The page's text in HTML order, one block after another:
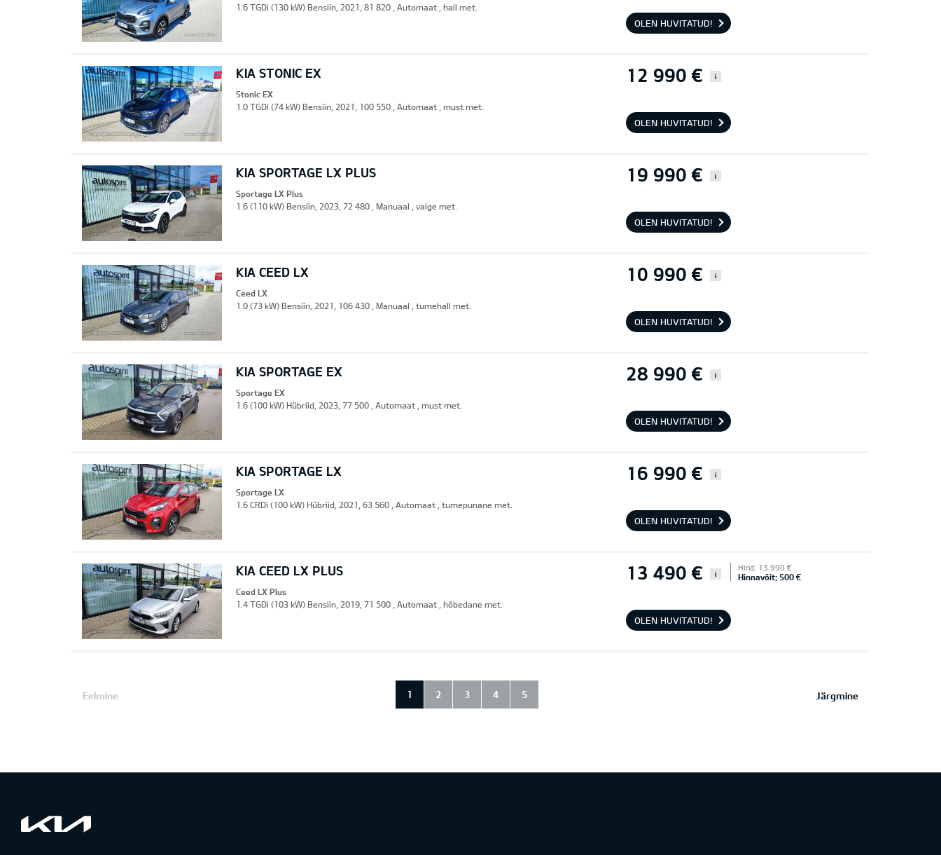
1.6 TGDi (130 kW) Bensiin, 2021, 81 820 , Automaat , hall met.
OLEN HUVITATUD!
KIA STONIC EX 12 990 € i
Stonic EX
1.0 TGDi (74 kW) Bensiin, 2021, 100 550 , Automaat , must met.
OLEN HUVITATUD!
KIA SPORTAGE LX PLUS 19 990 € i
Sportage LX Plus
1.6 (110 kW) Bensiin, 2023, 72 480 , Manuaal , valge met.
OLEN HUVITATUD!
KIA CEED LX 10 990 € i
Ceed LX
1.0 (73 kW) Bensiin, 2021, 106 430 , Manuaal , tumehall met.
OLEN HUVITATUD!
KIA SPORTAGE EX 28 990 € i
Sportage EX
1.6 (100 kW) Hübriid, 2023, 77 500 , Automaat , must met.
OLEN HUVITATUD!
KIA SPORTAGE LX 16 990 € i
Sportage LX
1.6 CRDi (100 kW) Hübriid, 2021, 63 560 , Automaat , tumepunane met.
OLEN HUVITATUD!
KIA CEED LX PLUS 13 490 € i
Hind: 13 990 €
Hinnavõit: 500 €
Ceed LX Plus
1.4 TGDi (103 kW) Bensiin, 2019, 71 500 , Automaat , hõbedane met.
OLEN HUVITATUD!
Eelmine Järgmine
1 2 3 4 5